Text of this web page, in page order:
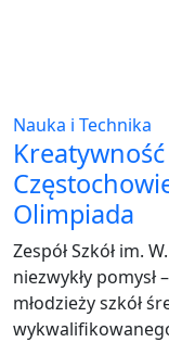
Nauka i Technika
Olimpiada
Zespół Szkół im.
niezwykły
młodzieży szkół